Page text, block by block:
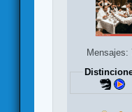
Mensajes: